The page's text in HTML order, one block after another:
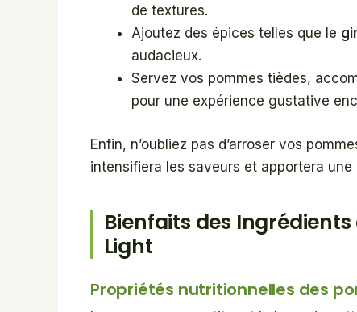
de textures.
Ajoutez des épices telles que le
audacieux.
Servez vos pommes tièdes,
pour une expérience gustative
Enfin, n’oubliez pas d’arroser vos
intensifiera les saveurs et apportera
Bienfaits des
Light
Propriétés nutritionnelles des